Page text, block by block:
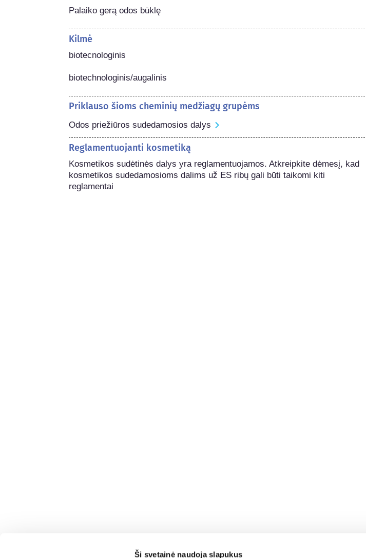
Ši svetainė naudoja slapukus
Palaiko gerą odos būklę
Kilmė
biotecnologinis
biotechnologinis/augalinis
Priklauso šioms cheminių medžiagų grupėms
Odos priežiūros sudedamosios dalys
Reglamentuojanti kosmetiką
Kosmetikos sudėtinės dalys yra reglamentuojamos. Atkreipkite dėmesį, kad
kosmetikos sudedamosioms dalims už ES ribų gali būti taikomi kiti
reglamentai